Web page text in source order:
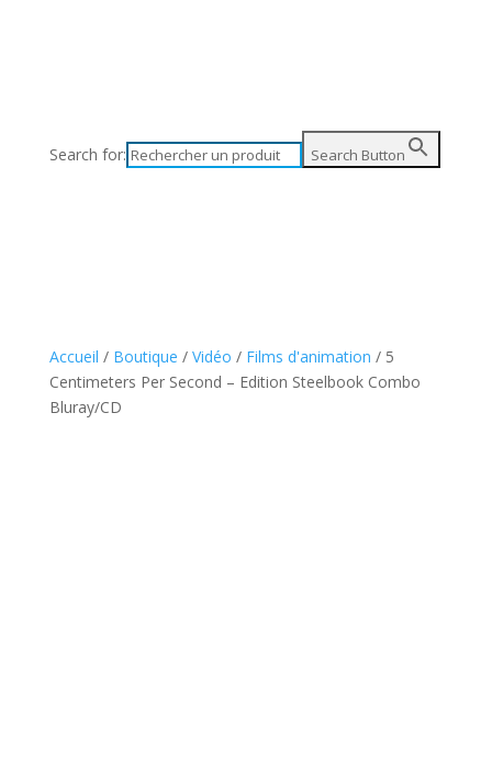
Search for: Search Button
Accueil / Boutique / Vidéo / Films d'animation / 5
Centimeters Per Second – Edition Steelbook Combo
Bluray/CD